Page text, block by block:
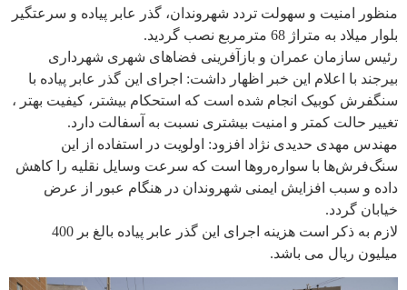
منظور امنیت و سهولت تردد شهروندان، گذر عابر پیاده و سرعتگیر
بلوار میلاد به متراژ 68 مترمربع نصب گردید.
رئیس سازمان عمران و بازآفرینی فضاهای شهری شهرداری
بیرجند با اعلام این خبر اظهار داشت: اجرای این گذر عابر پیاده با
سنگفرش کوبیک انجام شده است که استحکام بیشتر، کیفیت بهتر ،
تغییر حالت کمتر و امنیت بیشتری نسبت به آسفالت دارد.
مهندس مهدی حدیدی نژاد افزود: اولویت در استفاده از این
سنگ‌فرش‌ها با سواره‌روها است که سرعت وسایل نقلیه را کاهش
داده و سبب افزایش ایمنی شهروندان در هنگام عبور از عرض
خیابان گردد.
لازم به ذکر است هزینه اجرای این گذر عابر پیاده بالغ بر 400
میلیون ریال می باشد.